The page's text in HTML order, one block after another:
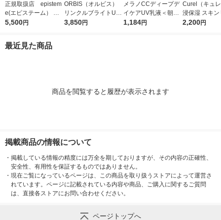
正規取扱店 epistem
e(エピステーム） パ
ワライズラッシュセラ
5,500円
ORBIS（オルビス）
リンクルブライトUV
プロテクター N 50g
3,850円
メラノCCディープデ
イケアUV乳液＜朝用
日焼け止め乳液＞50g
1,184円
Curel（キュ
浸保湿 スキン
ＵＶセラム
2,200円
最近見た商品
商品を閲覧すると履歴が表示されます
掲載商品の情報について
・ 掲載している情報の精度には万全を期しておりますが、その内容の正確性、
安全性、有用性を保証するものではありません。
・ 現在ご覧になっているページは、この商品を取り扱うストアによって運営さ
れています。ページに記載されている内容や商品、ご購入に関するご質問
は、直接各ストアにお問い合わせください。
ページトップへ